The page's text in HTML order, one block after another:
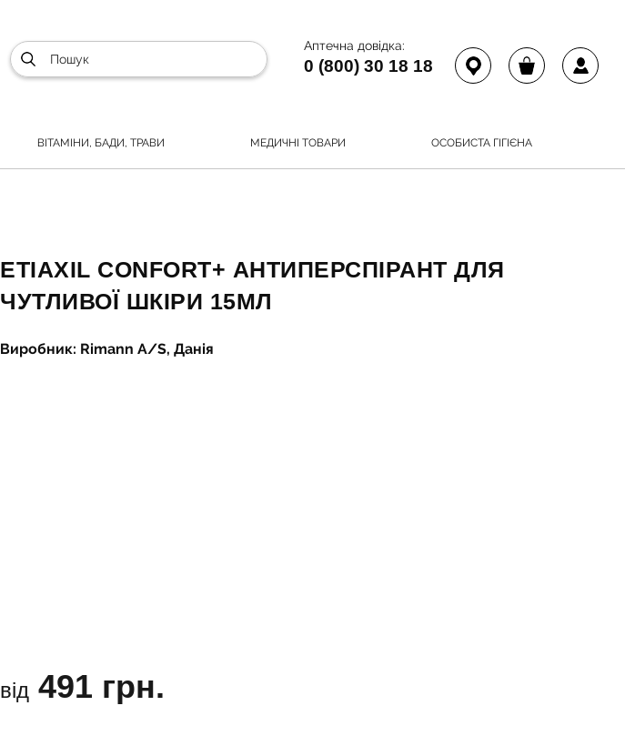
Аптечна довідка:
0 (800) 30 18 18
ВІТАМІНИ, БАДИ, ТРАВИ МЕДИЧНІ ТОВАРИ ОСОБИСТА ГІГІЄНА
ETIAXIL CONFORT+ АНТИПЕРСПІРАНТ ДЛЯ
ЧУТЛИВОЇ ШКІРИ 15МЛ
Виробник: Rimann A/S, Данія
від 491 грн.